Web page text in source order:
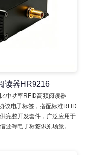
读器HR9216
中功率RFID高频阅读器，
议电子标签，搭配标准RFID
完整开发套件，广泛应用于
还等电子标签识别场景。